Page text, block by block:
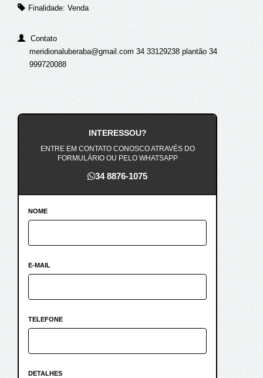
Finalidade: Venda
Contato
meridionaluberaba@gmail.com 34 33129238 plantão 34
999720088
INTERESSOU?
ENTRE EM CONTATO CONOSCO ATRAVÉS DO
FORMULÁRIO OU PELO WHATSAPP
34 8876-1075
NOME
E-MAIL
TELEFONE
DETALHES